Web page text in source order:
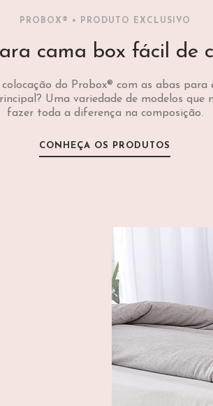
PROBOX® • PRODUTO EXCLUSIVO
cama box fácil de
do Probox® com as abas para
Uma variedade de modelos que
fazer toda a diferença na composição.
CONHEÇA OS PRODUTOS